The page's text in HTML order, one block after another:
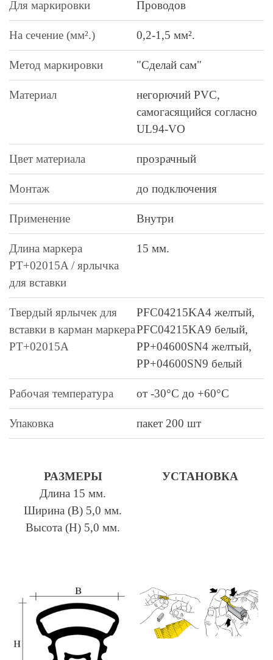
Для маркировки Проводов
На сечение (мм².) 0,2-1,5 мм².
Метод маркировки "Сделай сам"
Материал
негорючий PVC,
самогасящийся согласно
UL94-VO
Цвет материала прозрачный
Монтаж до подключения
Применение Внутри
Длина маркера
PT+02015A / ярлычка
для вставки
15 мм.
Твердый ярлычек для
вставки в карман маркера
PT+02015A
PFC04215KA4 желтый,
PFC04215KA9 белый,
PP+04600SN4 желтый,
PP+04600SN9 белый
Рабочая температура от -30°C до +60°C
Упаковка пакет 200 шт
РАЗМЕРЫ
Длина 15 мм.
Ширина (В) 5,0 мм.
Высота (Н) 5,0 мм.
УСТАНОВКА